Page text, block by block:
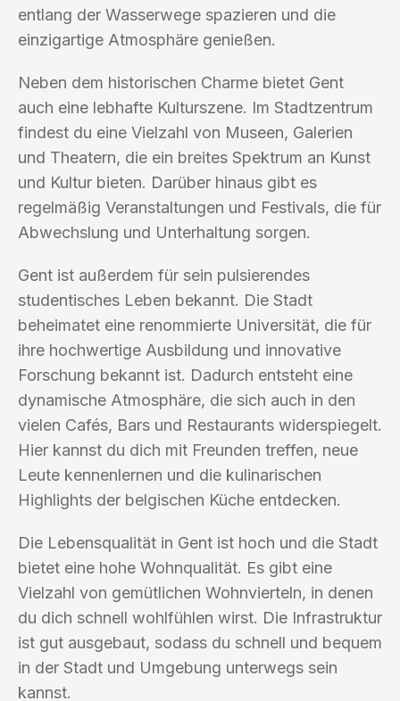
entlang der Wasserwege spazieren und die
einzigartige Atmosphäre genießen.
Neben dem historischen Charme bietet Gent
auch eine lebhafte Kulturszene. Im Stadtzentrum
findest du eine Vielzahl von Museen, Galerien
und Theatern, die ein breites Spektrum an Kunst
und Kultur bieten. Darüber hinaus gibt es
regelmäßig Veranstaltungen und Festivals, die für
Abwechslung und Unterhaltung sorgen.
Gent ist außerdem für sein pulsierendes
studentisches Leben bekannt. Die Stadt
beheimatet eine renommierte Universität, die für
ihre hochwertige Ausbildung und innovative
Forschung bekannt ist. Dadurch entsteht eine
dynamische Atmosphäre, die sich auch in den
vielen Cafés, Bars und Restaurants widerspiegelt.
Hier kannst du dich mit Freunden treffen, neue
Leute kennenlernen und die kulinarischen
Highlights der belgischen Küche entdecken.
Die Lebensqualität in Gent ist hoch und die Stadt
bietet eine hohe Wohnqualität. Es gibt eine
Vielzahl von gemütlichen Wohnvierteln, in denen
du dich schnell wohlfühlen wirst. Die Infrastruktur
ist gut ausgebaut, sodass du schnell und bequem
in der Stadt und Umgebung unterwegs sein
kannst.